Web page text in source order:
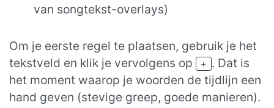
van songtekst-overlays)
Om je eerste regel te plaatsen, gebruik je het
tekstveld en klik je vervolgens op
. Dat is
het moment waarop je woorden de tijdlijn een
hand geven (stevige greep, goede manieren).